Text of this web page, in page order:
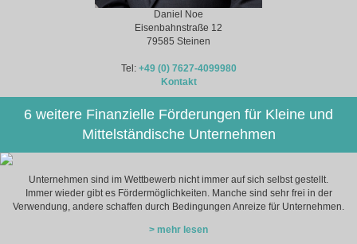
Daniel Noe
Eisenbahnstraße 12
79585 Steinen
Tel: +49 (0) 7627-4099980
Kontakt
6 weitere Finanzielle Förderungen für Kleine und
Mittelständische Unternehmen
Unternehmen sind im Wettbewerb nicht immer auf sich selbst gestellt.
Immer wieder gibt es Fördermöglichkeiten. Manche sind sehr frei in der
Verwendung, andere schaffen durch Bedingungen Anreize für Unternehmen.
> mehr lesen